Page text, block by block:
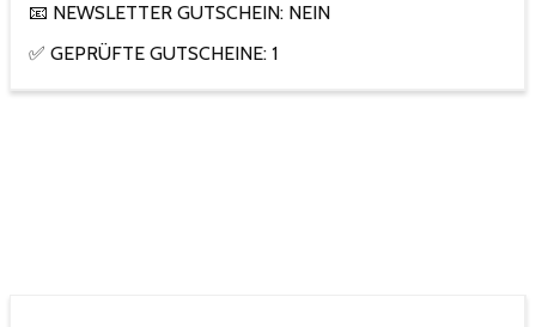
📧 NEWSLETTER GUTSCHEIN: NEIN
✅ GEPRÜFTE GUTSCHEINE: 1